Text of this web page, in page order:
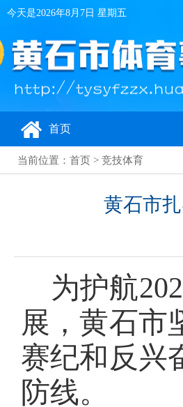
今天是2026年8月7日 星期五
首页
当前位置： 首页 > 竞技体育
黄石市
为护航
展，黄石市
赛纪和反兴
防线。